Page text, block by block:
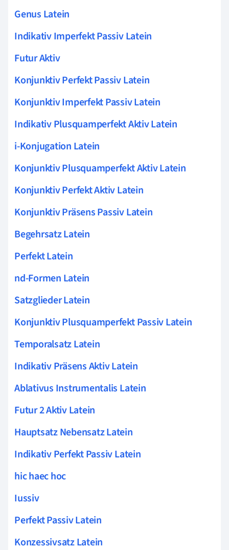
Genus Latein
Indikativ Imperfekt Passiv Latein
Futur Aktiv
Konjunktiv Perfekt Passiv Latein
Konjunktiv Imperfekt Passiv Latein
Indikativ Plusquamperfekt Aktiv Latein
i-Konjugation Latein
Konjunktiv Plusquamperfekt Aktiv Latein
Konjunktiv Perfekt Aktiv Latein
Konjunktiv Präsens Passiv Latein
Begehrsatz Latein
Perfekt Latein
nd-Formen Latein
Satzglieder Latein
Konjunktiv Plusquamperfekt Passiv Latein
Temporalsatz Latein
Indikativ Präsens Aktiv Latein
Ablativus Instrumentalis Latein
Futur 2 Aktiv Latein
Hauptsatz Nebensatz Latein
Indikativ Perfekt Passiv Latein
hic haec hoc
Iussiv
Perfekt Passiv Latein
Konzessivsatz Latein